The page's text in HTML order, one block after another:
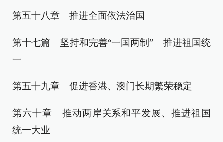
第五十八章 推进全面依法治国
第十七篇 坚持和完善“一国两制” 推进祖国统
一
第五十九章 促进香港、澳门长期繁荣稳定
第六十章 推动两岸关系和平发展、推进祖国
统一大业